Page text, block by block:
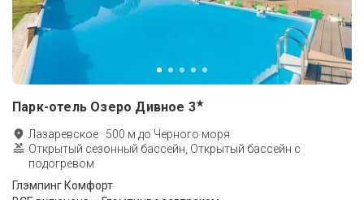
Парк-отель Озеро Дивное 3★
Лазаревское · 500 м до Черного моря
Открытый сезонный бассейн, Открытый бассейн с
подогревом
Глэмпинг Комфорт